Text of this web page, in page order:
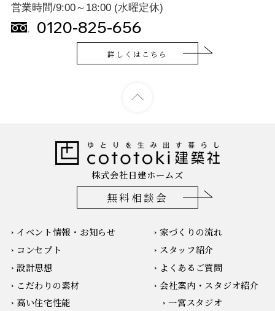
営業時間/9:00～18:00 (水曜定休)
0120-825-656
詳しくはこちら
株式会社日建ホームズ
無料相談会
イベント情報・お知らせ
コンセプト
設計思想
こだわりの素材
高い住宅性能
家づくりの流れ
スタッフ紹介
よくあるご質問
会社案内・スタジオ紹介
一宮スタジオ